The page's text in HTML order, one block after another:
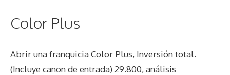
Color Plus
Abrir una franquicia Color Plus, Inversión total.
(Incluye canon de entrada) 29.800, análisis